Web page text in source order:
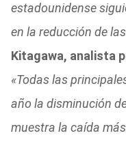
estadounidense
en la reducción de
Kitagawa, analista
«Todas las
año la disminución
muestra la caída